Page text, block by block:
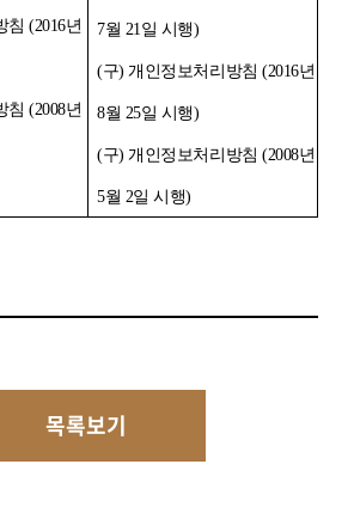
(2016년
(2008년
7월 21일 시행)
(구) 개인정보처리방침 (2016년
8월 25일 시행)
(구) 개인정보처리방침 (2008년
5월 2일 시행)
목록보기